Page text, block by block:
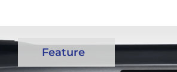
Feature